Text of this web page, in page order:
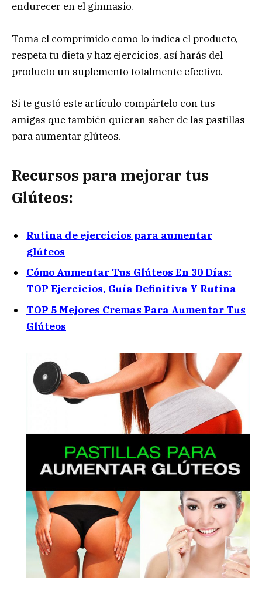
endurecer en el gimnasio.
Toma el comprimido como lo indica el producto,
respeta tu dieta y haz ejercicios, así harás del
producto un suplemento totalmente efectivo.
Si te gustó este artículo compártelo con tus
amigas que también quieran saber de las pastillas
para aumentar glúteos.
Recursos para mejorar tus
Glúteos:
Rutina de ejercicios para aumentar
glúteos
Cómo Aumentar Tus Glúteos En 30 Días:
TOP Ejercicios, Guía Definitiva Y Rutina
TOP 5 Mejores Cremas Para Aumentar Tus
Glúteos